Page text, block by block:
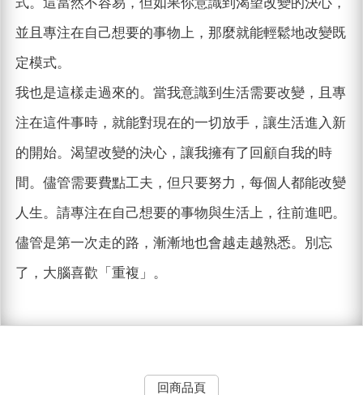
並且專注在自己想要的事物上，那麼就能輕鬆地改變既
定模式。
我也是這樣走過來的。當我意識到生活需要改變，且專
注在這件事時，就能對現在的一切放手，讓生活進入新
的開始。渴望改變的決心，讓我擁有了回顧自我的時
間。儘管需要費點工夫，但只要努力，每個人都能改變
人生。請專注在自己想要的事物與生活上，往前進吧。
儘管是第一次走的路，漸漸地也會越走越熟悉。別忘
了，大腦喜歡「重複」。
回商品頁